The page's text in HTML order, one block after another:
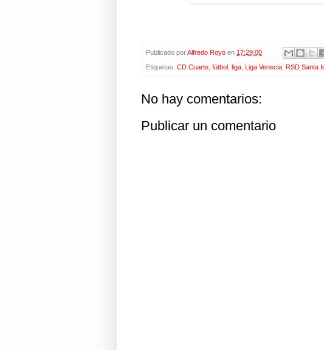
Publicado porAlfredo Royo en 17:29:00
Etiquetas: CD Cuarte fútbol liga Liga Venecia RSD Santa
No hay comentarios:
Publicar un comentario